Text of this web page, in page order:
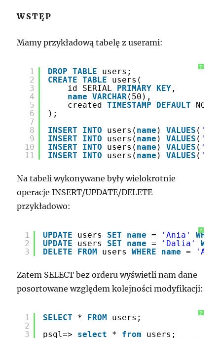
WSTĘP
Mamy przykładową tabelę z userami:
?
1
2
3
4
5
6
7
8
9
10
11
DROP TABLE
users;
CREATE
TABLE
users(
id SERIAL PRIMARY KEY ,
name
VARCHAR(50),
created TIMESTAMP DEFAULT
NOW()
);
INSERT
INTO users( name ) VALUES (
INSERT
INTO users( name ) VALUES (
INSERT
INTO users( name ) VALUES (
INSERT
INTO users( name ) VALUES (
Na tabeli wykonywane były wielokrotnie
operacje INSERT/UPDATE/DELETE
przykładowo:
?
1
2
3
UPDATE users SET name = 'Ania'
WHERE
UPDATE
users SET name = 'Dalia'
DELETE
FROM users WHERE name =
Zatem SELECT bez orderu wyświetli nam dane
posortowane względem kolejności modyfikacji:
?
1
2
3
SELECT * FROM
users;
psql=> select * from
users;